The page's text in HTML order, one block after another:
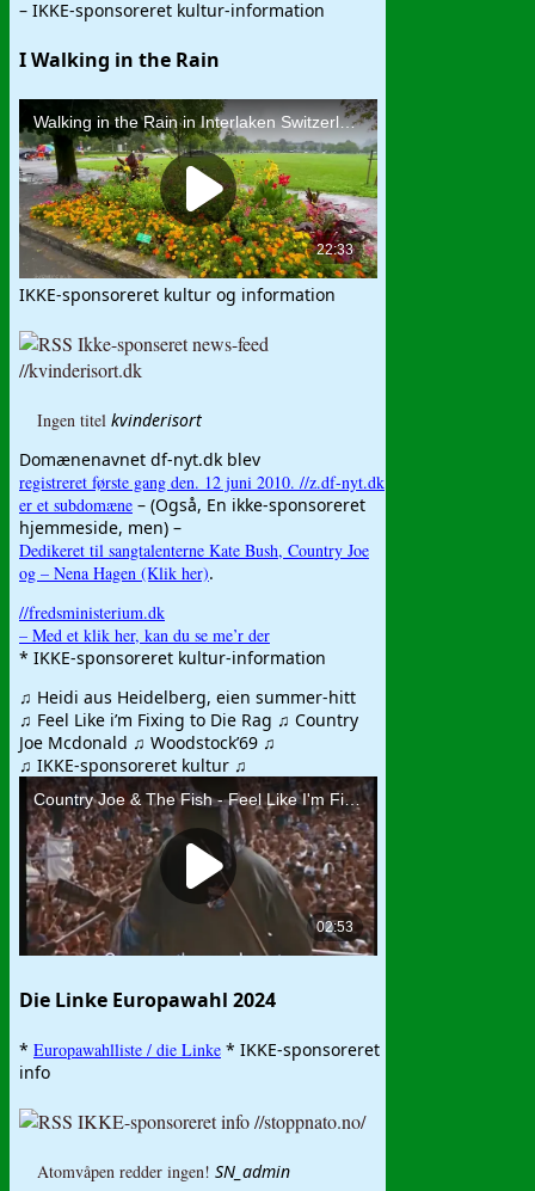
– IKKE-sponsoreret kultur-information
I Walking in the Rain
IKKE-sponsoreret kultur og information
Ikke-sponseret news-feed
//kvinderisort.dk
Ingen titel kvinderisort
Domænenavnet df-nyt.dk blev
registreret første gang den. 12 juni 2010. //z.df-nyt.dk
er et subdomæne – (Også, En ikke-sponsoreret
hjemmeside, men) –
Dedikeret til sangtalenterne Kate Bush, Country Joe
og – Nena Hagen (Klik her).
//fredsministerium.dk
– Med et klik her, kan du se me’r der
* IKKE-sponsoreret kultur-information
♫ Heidi aus Heidelberg, eien summer-hitt
♫ Feel Like i’m Fixing to Die Rag ♫ Country
Joe Mcdonald ♫ Woodstock’69 ♫
♫ IKKE-sponsoreret kultur ♫
Die Linke Europawahl 2024
* Europawahlliste / die Linke * IKKE-sponsoreret
info
IKKE-sponsoreret info //stoppnato.no/
Atomvåpen redder ingen! SN_admin